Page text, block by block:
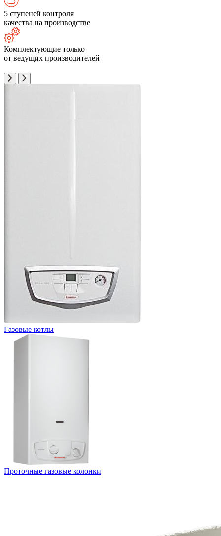
5 ступеней контроля
качества на производстве
Комплектующие только
от ведущих производителей
Газовые котлы
Проточные газовые колонки